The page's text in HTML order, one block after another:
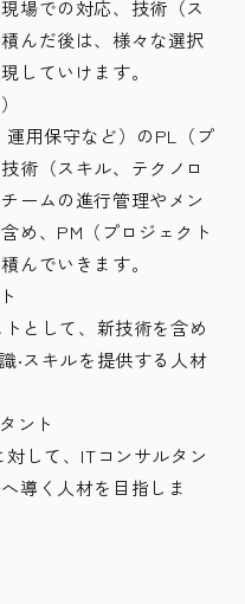
場での対応、技術（ス
んだ後は、様々な選択
していけます。
運用保守など）のPL（プ
術（スキル、テクノロ
ームの進行管理やメン
め、PM（プロジェクト
んでいきます。
として、新技術を含め
‧スキルを提供する人材
ント
して、ITコンサルタン
導く人材を目指しま